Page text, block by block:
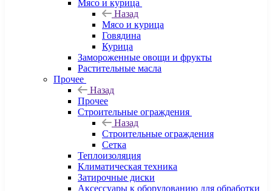
Мясо и курица
Назад
Мясо и курица
Говядина
Курица
Замороженные овощи и фрукты
Растительные масла
Прочее
Назад
Прочее
Строительные ограждения
Назад
Строительные ограждения
Сетка
Теплоизоляция
Климатическая техника
Затирочные диски
Аксессуары к оборудованию для обработки